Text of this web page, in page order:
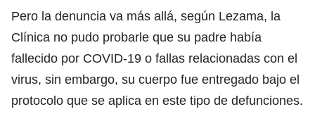
Pero la denuncia va más allá, según Lezama, la
Clínica no pudo probarle que su padre había
fallecido por COVID-19 o fallas relacionadas con el
virus, sin embargo, su cuerpo fue entregado bajo el
protocolo que se aplica en este tipo de defunciones.